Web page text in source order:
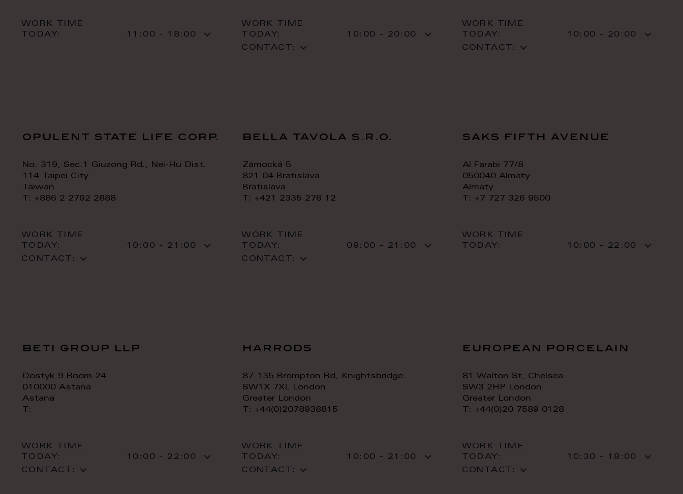
WORK TIME
TODAY:
11:00 - 18:00
WORK TIME
TODAY:
10:00 - 20:00
CONTACT:
WORK TIME
TODAY:
10:00 - 20:00
CONTACT:
opulent state life corp.
No. 319, Sec.1 Giuzong Rd., Nei-Hu Dist.
114 Taipei City
Taiwan
T: +886 2 2792 2888
WORK TIME
TODAY:
10:00 - 21:00
CONTACT:
bella tavola s.r.o.
Zámocká 5
821 04 Bratislava
Bratislava
T: +421 2335 276 12
WORK TIME
TODAY:
09:00 - 21:00
CONTACT:
saks fifth avenue
Al Farabi 77/8
050040 Almaty
Almaty
T: +7 727 326 9500
WORK TIME
TODAY:
10:00 - 22:00
beti group llp
Dostyk 9 Room 24
010000 Astana
Astana
T:
WORK TIME
TODAY:
10:00 - 22:00
CONTACT:
harrods
87-135 Brompton Rd, Knightsbridge
SW1X 7XL London
Greater London
T: +44(0)2078938815
WORK TIME
TODAY:
10:00 - 21:00
CONTACT:
european porcelain
81 Walton St, Chelsea
SW3 2HP London
Greater London
T: +44(0)20 7589 0128
WORK TIME
TODAY:
10:30 - 18:00
CONTACT: